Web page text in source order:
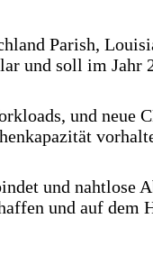
Parish,
und soll im Jahr
und neue
und nahtlose
und auf dem